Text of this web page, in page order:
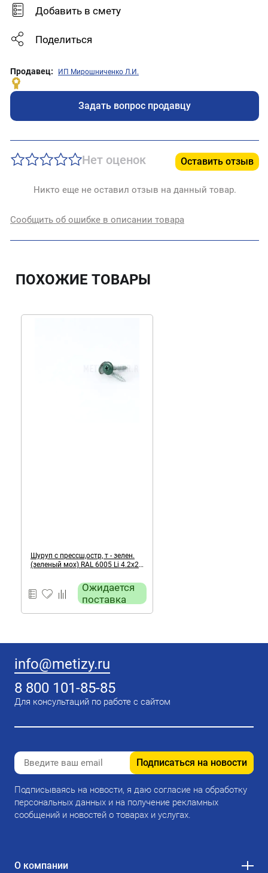
Добавить в смету
Поделиться
Продавец: ИП Мирошниченко Л.И.
Задать вопрос продавцу
Нет оценок Оставить отзыв
Никто еще не оставил отзыв на данный товар.
Сообщить об ошибке в описании товара
ПОХОЖИЕ ТОВАРЫ
Шуруп с прессш,остр, т - зелен.
(зеленый мох) RAL 6005 Li 4.2х25
Ожидается
поставка
info@metizy.ru
8 800 101-85-85
Для консультаций по работе с сайтом
Подписаться на новости
Подписываясь на новости, я даю согласие на обработку
персональных данных и на получение рекламных
сообщений и новостей о товарах и услугах.
О компании